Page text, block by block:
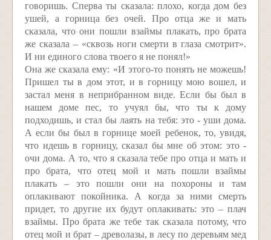
говоришь. Сперва ты сказала: плохо, когда дом без
ушей, а горница без очей. Про отца же и мать
сказала, что они пошли взаймы плакать, про брата
же сказала – «сквозь ноги смерти в глаза смотрит».
И ни единого слова твоего я не понял!»
Она же сказала ему: «И этого-то понять не можешь!
Пришел ты в дом этот, и в горницу мою вошел, и
застал меня в неприбранном виде. Если бы был в
нашем доме пес, то учуял бы, что ты к дому
подходишь, и стал бы лаять на тебя: это - уши дома.
А если бы был в горнице моей ребенок, то, увидя,
что идешь в горницу, сказал бы мне об этом: это -
очи дома. А то, что я сказала тебе про отца и мать и
про брата, что отец мой и мать пошли взаймы
плакать – это пошли они на похороны и там
оплакивают покойника. А когда за ними смерть
придет, то другие их будут оплакивать: это – плач
взаймы. Про брата же тебе так сказала потому, что
отец мой и брат – древолазы, в лесу по деревьям мед